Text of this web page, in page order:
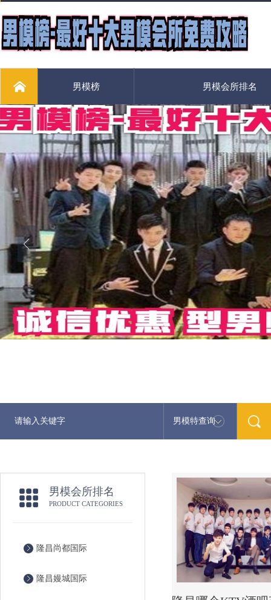
男模榜 男模会所排名
男模特查询
男模会所排名
PRODUCT CATEGORIES
隆昌尚都国际
隆昌嫚城国际